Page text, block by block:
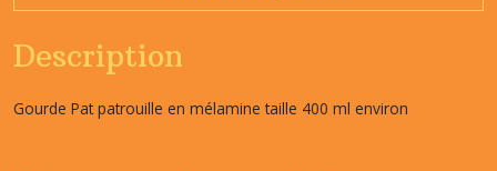
Description
Gourde Pat patrouille en mélamine taille 400 ml environ